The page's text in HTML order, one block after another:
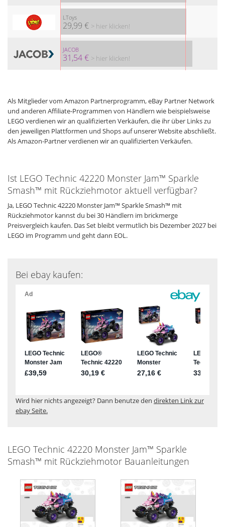
LToys
29,99 € > hier klicken!
JACOB
31,54 € > hier klicken!
Als Mitglieder vom Amazon Partnerprogramm, eBay Partner Network
und anderen Affiliate-Programmen von Händlern wie beispielsweise
LEGO verdienen wir an qualifizierten Verkäufen, die ihr über Links zu
den jeweiligen Plattformen und Shops auf unserer Website abschließt.
Als Amazon-Partner verdienen wir an qualifizierten Verkäufen.
Ist LEGO Technic 42220 Monster Jam™ Sparkle
Smash™ mit Rückziehmotor aktuell verfügbar?
Ja, LEGO Technic 42220 Monster Jam™ Sparkle Smash™ mit
Rückziehmotor kannst du bei 30 Händlern im brickmerge
Preisvergleich kaufen. Das Set bleibt vermutlich bis Dezember 2027 bei
LEGO im Programm und geht dann EOL.
Bei ebay kaufen:
Wird hier nichts angezeigt? Dann benutze den direkten Link zur
ebay Seite.
LEGO Technic 42220 Monster Jam™ Sparkle
Smash™ mit Rückziehmotor Bauanleitungen